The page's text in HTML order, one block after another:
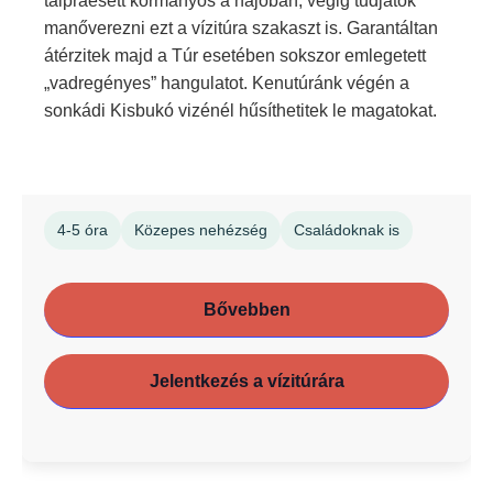
manőverezni ezt a vízitúra szakaszt is. Garantáltan
átérzitek majd a Túr esetében sokszor emlegetett
„vadregényes” hangulatot. Kenutúránk végén a
sonkádi Kisbukó vizénél hűsíthetitek le magatokat.
4-5 óra Közepes nehézség Családoknak is
Bővebben
Jelentkezés a vízitúrára